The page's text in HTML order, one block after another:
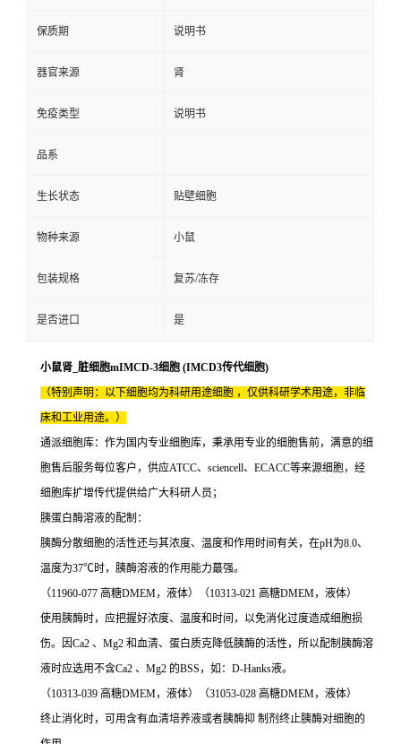
保质期 说明书
器官来源 肾
免疫类型 说明书
品系
生长状态 贴壁细胞
物种来源 小鼠
包装规格 复苏/冻存
是否进口 是
小鼠肾_脏细胞mIMCD-3细胞 (IMCD3传代细胞)
（特别声明：以下细胞均为科研用途细胞 ，仅供科研学术用途，非临
床和工业用途。）
通派细胞库：作为国内专业细胞库，秉承用专业的细胞售前，满意的细
胞售后服务每位客户，供应ATCC、sciencell、ECACC等来源细胞，经
细胞库扩增传代提供给广大科研人员；
胰蛋白酶溶液的配制：
胰酶分散细胞的活性还与其浓度、温度和作用时间有关，在pH为8.0、
温度为37℃时，胰酶溶液的作用能力蕞强。
（11960-077 高糖DMEM，液体）（10313-021 高糖DMEM，液体）
使用胰酶时，应把握好浓度、温度和时间，以免消化过度造成细胞损
伤。因Ca2 、Mg2 和血清、蛋白质克降低胰酶的活性，所以配制胰酶溶
液时应选用不含Ca2 、Mg2 的BSS，如：D-Hanks液。
（10313-039 高糖DMEM，液体）（31053-028 高糖DMEM，液体）
终止消化时，可用含有血清培养液或者胰酶抑 制剂终止胰酶对细胞的